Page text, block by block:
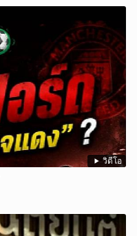
วิดีโอ